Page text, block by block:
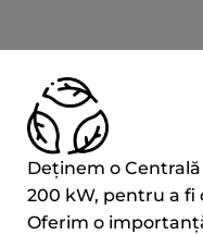
Deținem o
200 kW, pentru a fi
Oferim o